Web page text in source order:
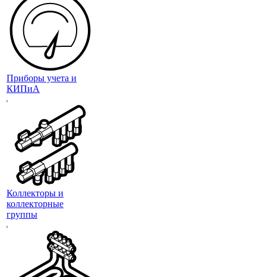
Приборы учета и
КИПиА
Коллекторы и
коллекторные
группы